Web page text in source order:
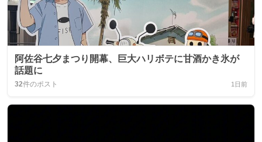
阿佐谷七夕まつり開幕、巨大ハリボテに甘酒かき氷が
話題に
32件のポスト 1日前